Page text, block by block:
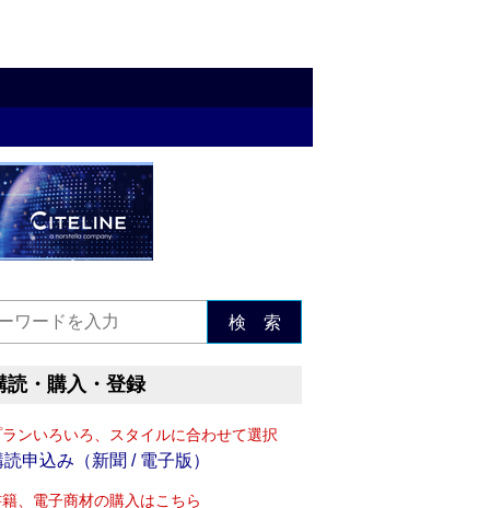
検 索
読・購入・登録
ンいろいろ、スタイルに合わせて選択
読申込み（新聞 / 電子版）
、電子商材の購入はこちら